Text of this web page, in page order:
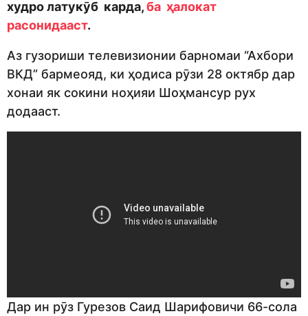
худро латукӯб карда,ба ҳалокат
расонидааст.
Аз гузориши телевизионии барномаи “Ахбори
ВКД” бармеояд, ки ҳодиса рӯзи 28 октябр дар
хонаи як сокини ноҳияи Шоҳмансур рух
додааст.
Дар ин рӯз Гурезов Саид Шарифовичи 66-сола